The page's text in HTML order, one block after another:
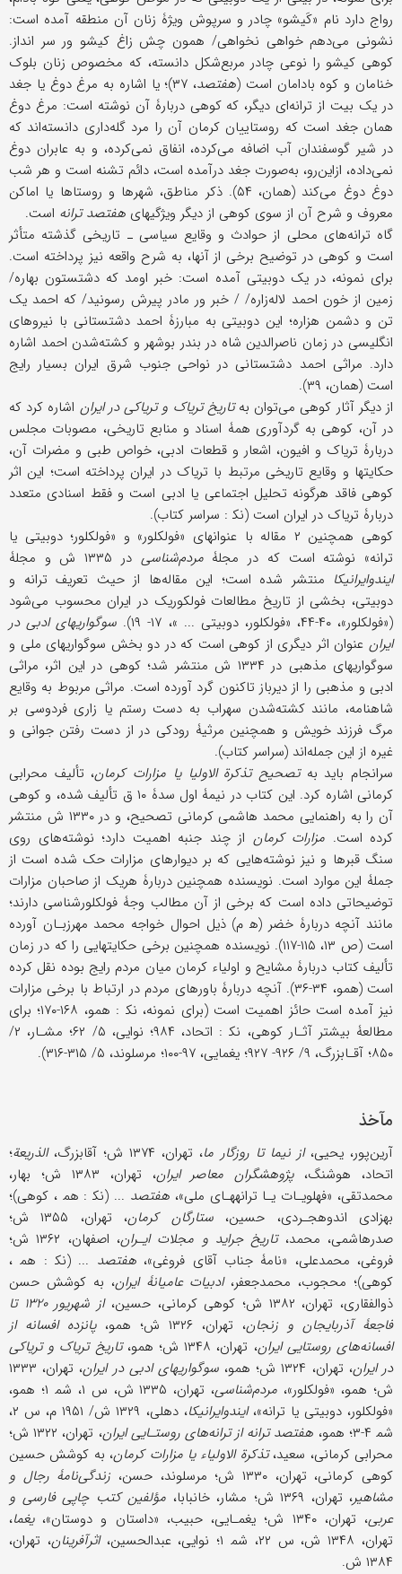
رواج دارد نام «کَیشو» چادر و سرپوش ویژۀ زنان آن منطقه آمده است:
نشونی می‌دهم خواهی نخواهی/ همون چش زاغ کیشو ور سر انداز.
کوهی کیشو را نوعی چادر مربع‌شکل دانسته، که مخصوص زنان بلوک
خنامان و کوه بادامان است (هفتصد
، ۳۷)؛ یا اشاره به مرغ دوغ یا جغد
در یک بیت از ترانه‌‌‌ای دیگر، که کوهی دربارۀ آن نوشته است: مرغ دوغ
همان جغد است که روستاییان کرمان آن را مرد گله‌داری دانسته‌اند که
در شیر گوسفندان آب اضافه می‌کرده، انفاق نمی‌کرده، و به عابران دوغ
نمی‌داده، از‌‌این‌رو، به‌صورت جغد درآمده است، دائم تشنه است و هر شب
دوغ دوغ می‌کند (همان، ۵۴). ذکر مناطق، شهرها و روستاها یا اماکن
معروف و شرح آن از سوی کوهی از دیگر ویژگیهای هفتصد ترانه است.
گاه ترانه‌‌های محلی از حوادث و وقایع سیاسی ـ تاریخی گذشته متأثر
است و کوهی در توضیح برخی از آنها، به شرح واقعه نیز پرداخته است.
برای نمونه، در یک دوبیتی آمده است: خبر اومد که دشتستون بهاره/
زمین از خون احمد لاله‌زاره/ / خبر ور مادر پیرش رسونید/ که احمد یک
تن و دشمن هزاره؛ این دوبیتی به مبارزۀ احمد دشتستانی با نیروهای
انگلیسی در زمان ناصرالدین شاه در بندر بوشهر و کشته‌شدن احمد اشاره
دارد. مراثی احمد دشتستانی در نواحی جنوب شرق ایران بسیار رایج
است (همان، ۳۹).
از دیگر آثار کوهی می‌توان بهتاریخ تریاک و تریاکی در ایران اشاره کرد که
در آن، کوهی به گردآوری همۀ اسناد و منابع تاریخی، مصوبات مجلس
دربارۀ تریاک و افیون، اشعار و قطعات ادبی، خواص طبی و مضرات آن،
حکایتها و وقایع تاریخی مرتبط با تریاک در ایران پرداخته است؛ این اثر
کوهی فاقد هرگونه تحلیل اجتماعی یا ادبی است و فقط اسنادی متعدد
دربارۀ تریاک در ایران است (نک‍ : سراسر کتاب).
کوهی همچنین ۲ مقاله با عنوانهای «فولکلور» و «فولکلور؛ دوبیتی یا
ترانه» نوشته است که در مجلۀمردم‌شناسیدر ۱۳۳۵ ش و مجلۀ
ایندوایرانیکا منتشر شده است؛ این مقاله‌ها از حیث تعریف ترانه و
دوبیتی، بخشی از تاریخ مطالعات فولکوریک در ایران محسوب می‌شود
(«فولکلور»، ۴۰-۴۴، «فولکلور، دوبیتی ... »، ۱۷- ۱۹).
سوگواریهای ادبی در
ایران عنوان اثر دیگری از کوهی است که در دو بخش سوگواریهای ملی و
سوگواریهای مذهبی در ۱۳۳۴ ش منتشر شد؛ کوهی در این اثر، مراثی
ادبی و مذهبی را از دیرباز تاکنون گرد آورده است. مراثی مربوط به وقایع
شاهنامه، مانند کشته‌شدن سهراب به دست رستم یا زاری فردوسی بر
مرگ فرزند خویش و همچنین مرثیۀ رودکی در از دست رفتن جوانی و
غیره از این جمله‌اند (سراسر کتاب).
سرانجام باید بهتصحیح تذکرة الاولیا یا مزارات کرمان، تألیف محرابی
کرمانی اشاره کرد. این کتاب در نیمۀ اول سدۀ ۱۰ ق تألیف شده، و کوهی
آن را به راهنمایی محمد هاشمی کرمانی تصحیح، و در ۱۳۳۰ ش منتشر
کرده است. مزارات کرمان از چند جنبه اهمیت دارد؛ نوشته‌های روی
سنگ قبرها و نیز نوشته‌هایی که بر دیوارهای مزارات حک شده است از
جملۀ این موارد است. نویسنده همچنین دربارۀ هریک از صاحبان مزارات
توضیحاتی داده است که برخی از آن مطالب وجۀ فولکلورشناسی دارند؛
مانند آنچه دربارۀ خضر (ه‍ م) ذیل احوال خواجه محمد مهرزبـان آورده
است (ص ۱۳، ۱۱۵-۱۱۷). نویسنده همچنین برخی حکایتهایی را که در زمان
تألیف کتاب دربارۀ مشایح و اولیاء کرمان میان مردم رایج بوده نقل کرده
است (همو، ۳۴-۳۶). آنچه دربارۀ باورهای مردم در ارتباط با برخی مزارات
نیز آمده است حائز اهمیت است (برای نمونه، نک‍ : همو، ۱۶۸-۱۷۰؛ برای
مطالعۀ بیشتر آثـار کوهی، نک‍ : اتحاد، ۹۸۴؛ نوایی، ۵/ ۶۲؛ مشـار، ۲/
۸۵۰؛ آقـابزرگ، ۹/ ۹۲۶- ۹۲۷؛ یغمایی، ۹۷-۱۰۰؛ مرسلوند، ۵/ ۳۱۵-۳۱۶).
مآخذ
آرین‌پور، یحیى، از نیما تا روزگار ما، تهران، ۱۳۷۴ ش؛ آقابزرگ، الذریعة؛
اتحاد، هوشنگ،پژوهشگران معاصر ایران
، تهران، ۱۳۸۳ ش؛ بهار،
محمدتقی، «فهلویـات یـا ترانه‎هـای ملی»،
هفتصد ... (نک‍ : هم‍ ، کوهی)؛
بهزادی اندوهجـردی، حسین، ستارگان کرمان
، تهران، ۱۳۵۵ ش؛
صدرهاشمی، محمد، تاریخ جراید و مجلات ایـران
، اصفهان، ۱۳۶۲ ش؛
فروغی، محمدعلی، «نامۀ جناب آقای فروغی»،هفتصد ... (نک‍ : هم‍ ،
کوهی)؛ محجوب، محمدجعفر،ادبیات عامیانۀ ایران، به کوشش حسن
ذوالفقاری، تهران، ۱۳۸۲ ش؛ کوهی کرمانی، حسین،
از شهریور ۱۳۲۰ تا
فاجعۀ آذربایجان و زنجان، تهران، ۱۳۲۶ ش؛ همو،
پانزده افسانه از
افسانه‌های روستایی ایران، تهران، ۱۳۴۸ ش؛ همو،
تاریخ تریاک و تریاکی
در ایران، تهران، ۱۳۲۴ ش؛ همو، سوگواریهای ادبی در ایران
، تهران، ۱۳۳۳
ش؛ همو، «فولکلور»، مردم‌شناسی
، تهران، ۱۳۳۵ ش، س ۱، شم‍ ۱؛ همو،
«فولکلور، دوبیتی یا ترانه»،ایندوایرانیکا
، دهلی، ۱۳۲۹ ش/ ۱۹۵۱ م، س ۲،
شم‍ ۴-۳؛ همو،
هفتصد ترانه از ترانه‌های روستـایی ایران
، تهران، ۱۳۲۲ ش؛
محرابی کرمانی، سعید،تذکرة الاولیاء یا مزارات کرمان، به کوشش حسین
کوهی کرمانی، تهران، ۱۳۳۰ ش؛ مرسلوند، حسن،
زندگی‌نامۀ رجال و
مشاهیر، تهران، ۱۳۶۹ ش؛ مشار، خانبابا،
مؤلفین کتب چاپی فارسی و
عربی، تهران، ۱۳۴۰ ش؛ یغمـایی، حبیب، «داستان و دوستان»، یغما،
تهران، ۱۳۴۸ ش، س ۲۲، شم‍ ۱؛ نوایی، عبدالحسین،
اثرآفرینان، تهران،
۱۳۸۴ ش.